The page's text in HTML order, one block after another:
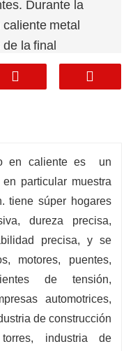
Durante la
caliente metal
de la final
se enfrían
mediante el uso
metal
excesivo
fácil
decálido
extensamente
como
construcción,
en caliente es
un
particular muestra
tiene súper hogares
dureza precisa,
precisa, y se
motores, puentes,
de tensión,
automotrices,
de construcción
industria de